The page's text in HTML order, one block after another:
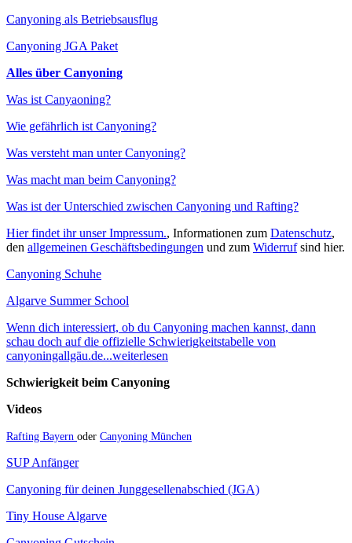
Canyoning als Betriebsausflug
Canyoning JGA Paket
Alles über Canyoning
Was ist Canyaoning?
Wie gefährlich ist Canyoning?
Was versteht man unter Canyoning?
Was macht man beim Canyoning?
Was ist der Unterschied zwischen Canyoning und Rafting?
Hier findet ihr unser Impressum., Informationen zum Datenschutz,
den allgemeinen Geschäftsbedingungen und zum Widerrufsind hier.
Canyoning Schuhe
Algarve Summer School
Wenn dich interessiert, ob du Canyoning machen kannst, dann
schau doch auf die offizielle Schwierigkeitstabelle von
canyoningallgäu.de...weiterlesen
Schwierigkeit beim Canyoning
Videos
Rafting Bayern oder Canyoning München
SUP Anfänger
Canyoning für deinen Junggesellenabschied (JGA)
Tiny House Algarve